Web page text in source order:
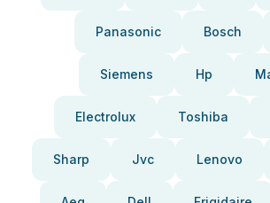
Panasonic Bosch
Siemens Hp
Electrolux Toshiba
Sharp Jvc Lenovo